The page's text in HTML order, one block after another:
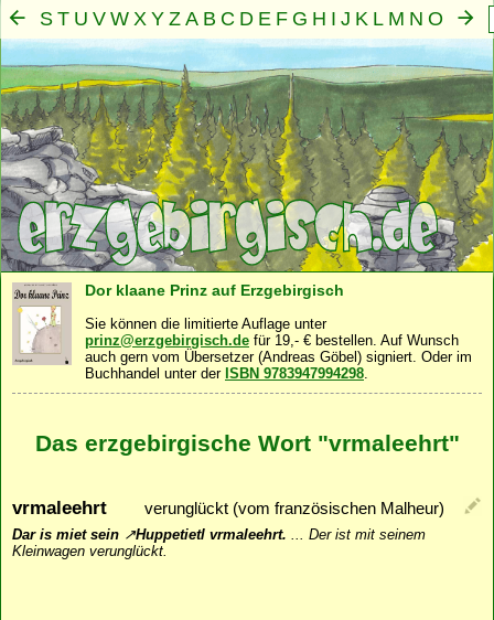
S T U V W X Y Z A B C D E F G H I J K L M N O
P Q R
Mensch·Seele·Geist·Familie·Gemeinschaft·
Dor klaane Prinz auf Erzgebirgisch
Sie können die limitierte Auflage unter
prinz@erzgebirgisch.de für 19,- € bestellen. Auf Wunsch
auch gern vom Übersetzer (Andreas Göbel) signiert. Oder im
Buchhandel unter der ISBN 9783947994298.
Das erzgebirgische Wort "vrmaleehrt"
vrmaleehrt verunglückt (vom französischen Malheur)
Dar is miet sein ↗Huppetietl vrmaleehrt. ... Der ist mit seinem
Kleinwagen verunglückt.